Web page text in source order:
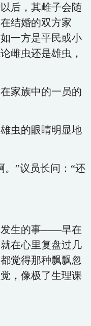
后，其雌子会随
结婚的双方家
一方是平民或小
雌虫还是雄虫，
家族中的一员的
虫的眼睛明显地
。”议员长问：“还
发生的事——早在
在心里复盘过几
觉得那种飘飘忽
，像极了生理课